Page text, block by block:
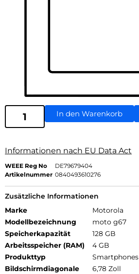
In den Warenkorb
Informationen nach EU Data Act
WEEE Reg No
DE79679404
Artikelnummer 0840493610276
Zusätzliche Informationen
Marke
Motorola
Modellbezeichnung
moto g67
Speicherkapazität
128 GB
Arbeitsspeicher (RAM)
4 GB
Produkttyp
Smartphones
Bildschirmdiagonale
6,78 Zoll